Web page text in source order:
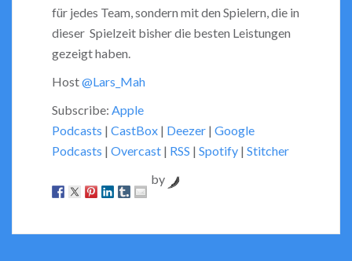
für jedes Team, sondern mit den Spielern, die in
dieser Spielzeit bisher die besten Leistungen
gezeigt haben.
Host@Lars_Mah
Subscribe: Apple
Podcasts | CastBox | Deezer | Google
Podcasts | Overcast | RSS | Spotify | Stitcher
by